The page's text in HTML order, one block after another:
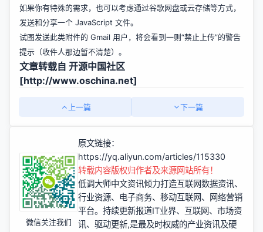
如果你有特殊的需求，也可以考虑通过谷歌网盘或云存储等方式，
发送和分享一个 JavaScript 文件。
试图发送此类附件的 Gmail 用户，将会看到一则“禁止上传”的警告
提示（收件人那边暂不清楚）。
文章转载自 开源中国社区
[http://www.oschina.net]
上一篇 下一篇
微信关注我们
原文链接：
https://yq.aliyun.com/articles/115330
转载内容版权归作者及来源网站所有！
低调大师中文资讯倾力打造互联网数据资讯、
行业资源、电子商务、移动互联网、网络营销
平台。持续更新报道IT业界、互联网、市场资
讯、驱动更新,是最及时权威的产业资讯及硬